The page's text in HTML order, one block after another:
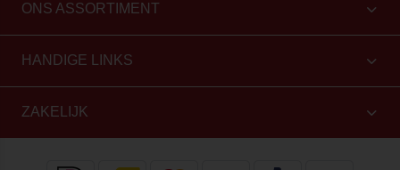
ONS ASSORTIMENT
HANDIGE LINKS
ZAKELIJK